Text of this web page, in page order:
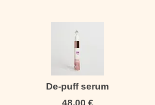
De-puff serum
48,00 €